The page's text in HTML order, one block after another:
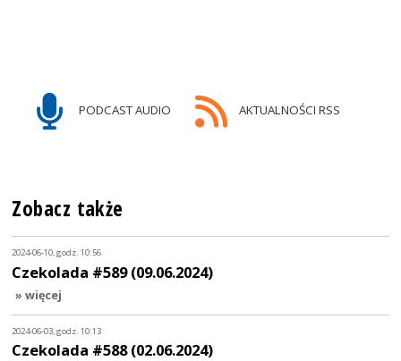
PODCAST AUDIO AKTUALNOŚCI RSS
Zobacz także
2024-06-10, godz. 10:56
Czekolada #589 (09.06.2024)
» więcej
2024-06-03, godz. 10:13
Czekolada #588 (02.06.2024)